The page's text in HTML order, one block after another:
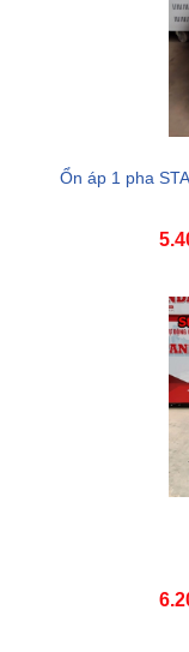
Ổn áp 1 pha